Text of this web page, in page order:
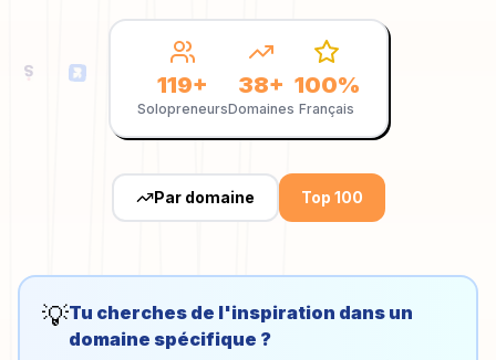
119+
Solopreneurs
38+
Domaines
100%
Français
Par domaine Top 100
💡Tu cherches de l'inspiration dans un
domaine spécifique ?